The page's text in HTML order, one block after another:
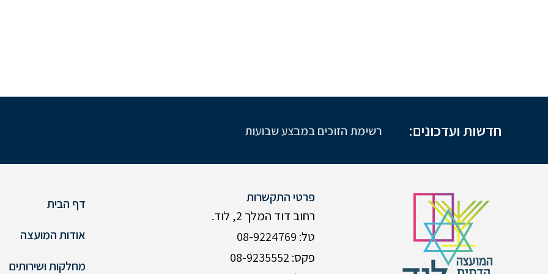
חדשות ועדכונים: רשימת הזוכים במבצע שבועות
דף הבית
אודות המועצה
מחלקות ושירותים
פרטי התקשרות
רחוב דוד המלך 2, לוד.
טל: 08-9224769
פקס: 08-9235552